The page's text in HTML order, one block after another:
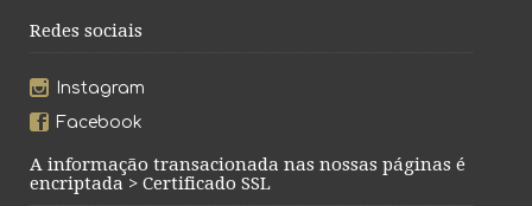
Redes sociais
Instagram
Facebook
A informação transacionada nas nossas páginas é
encriptada > Certificado SSL